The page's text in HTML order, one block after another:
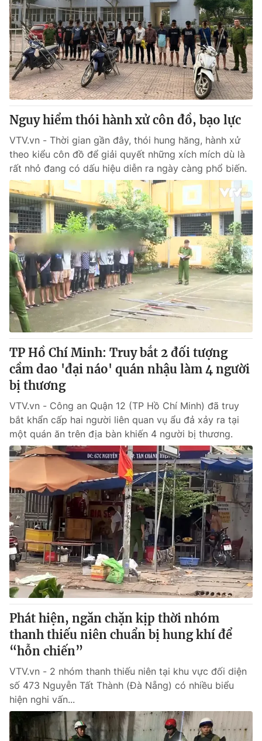
Nguy hiểm thói hành xử côn đồ, bạo lực
VTV.vn - Thời gian gần đây, thói hung hăng, hành xử
theo kiểu côn đồ để giải quyết những xích mích dù là
rất nhỏ đang có dấu hiệu diễn ra ngày càng phổ biến.
TP Hồ Chí Minh: Truy bắt 2 đối tượng
cầm dao 'đại náo' quán nhậu làm 4 người
bị thương
VTV.vn - Công an Quận 12 (TP Hồ Chí Minh) đã truy
bắt khẩn cấp hai người liên quan vụ ẩu đả xảy ra tại
một quán ăn trên địa bàn khiến 4 người bị thương.
Phát hiện, ngăn chặn kịp thời nhóm
thanh thiếu niên chuẩn bị hung khí để
“hỗn chiến”
VTV.vn - 2 nhóm thanh thiếu niên tại khu vực đối diện
số 473 Nguyễn Tất Thành (Đà Nẵng) có nhiều biểu
hiện nghi vấn...